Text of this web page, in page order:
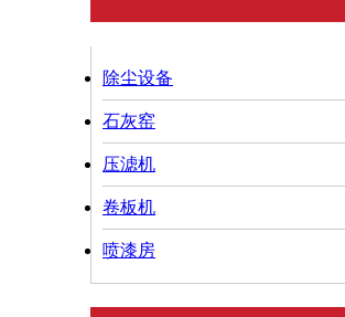
除尘设备
石灰窑
压滤机
卷板机
喷漆房